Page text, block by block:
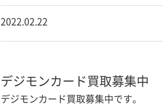
2022.02.22
デジモンカード買取募集中
デジモンカード買取募集中です。